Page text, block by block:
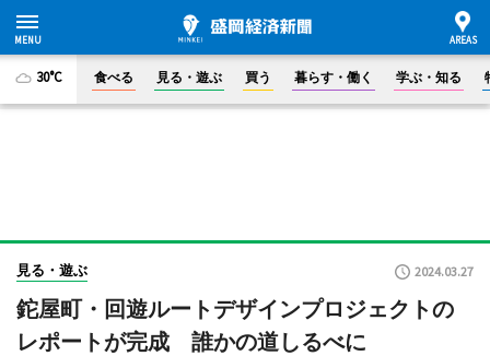
30°C 食べる 見る・遊ぶ 買う 暮らす・働く 学ぶ・知る
見る・遊ぶ 2024.03.27
鉈屋町・回遊ルートデザインプロジェクトの
レポートが完成 誰かの道しるべに